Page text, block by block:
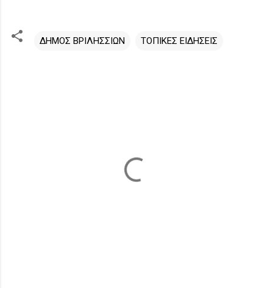
ΔΗΜΟΣ ΒΡΙΛΗΣΣΙΩΝ ΤΟΠΙΚΕΣ ΕΙΔΗΣΕΙΣ